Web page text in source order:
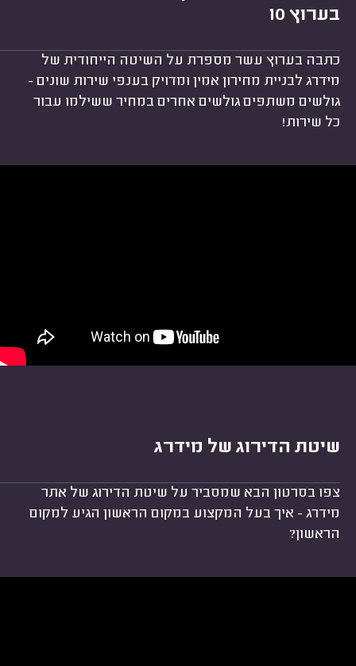
בערוץ 10
כתבה בערוץ עשר מספרת על השיטה הייחודית של
מידרג לבניית מחירון אמין ומדויק בענפי שירות שונים -
גולשים משתפים גולשים אחרים במחיר ששילמו עבור
כל שירות!
שיטת הדירוג של מידרג
צפו בסרטון הבא שמסביר על שיטת הדירוג של אתר
מידרג - איך בעל המקצוע במקום הראשון הגיע למקום
הראשון?